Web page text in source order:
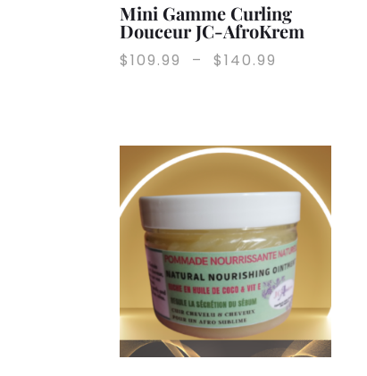
Mini Gamme Curling
Douceur JC-AfroKrem
$109.99 – $140.99
à
$140.99